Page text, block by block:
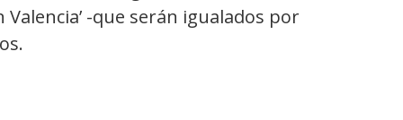
-que serán igualados por